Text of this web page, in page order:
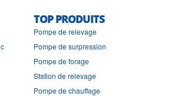
TOP PRODUITS
Pompe de relevage
Pompe de surpression
Pompe de forage
Station de relevage
Pompe de chauffage